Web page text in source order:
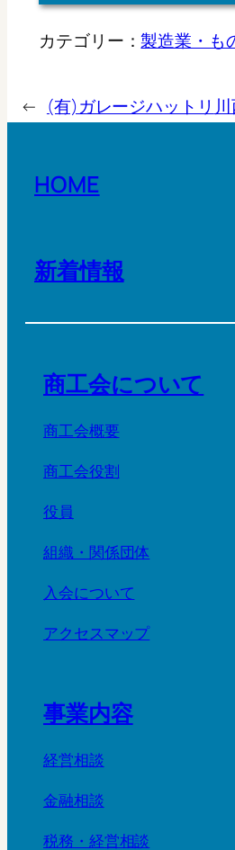
カテゴリー：製造業・も
← (有)ガレージハットリ
HOME
新着情報
商工会について
商工会概要
商工会役割
役員
組織・関係団体
入会について
アクセスマップ
事業内容
経営相談
金融相談
税務・経営相談